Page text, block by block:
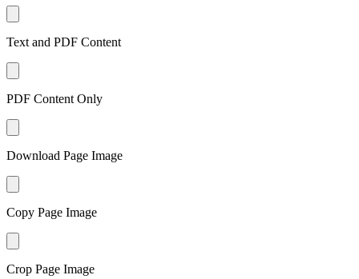
Text and PDF Content
PDF Content Only
Download Page Image
Copy Page Image
Crop Page Image